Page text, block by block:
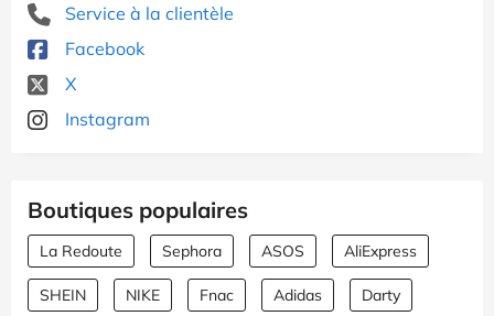
Service à la clientèle
Facebook
X
Instagram
Boutiques populaires
La Redoute Sephora ASOS AliExpress
SHEIN NIKE Fnac Adidas Darty